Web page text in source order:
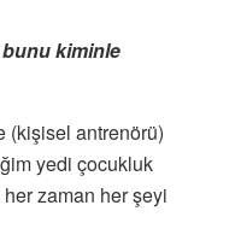
kiminle
(kişisel antrenörü)
yedi çocukluk
zaman her şeyi